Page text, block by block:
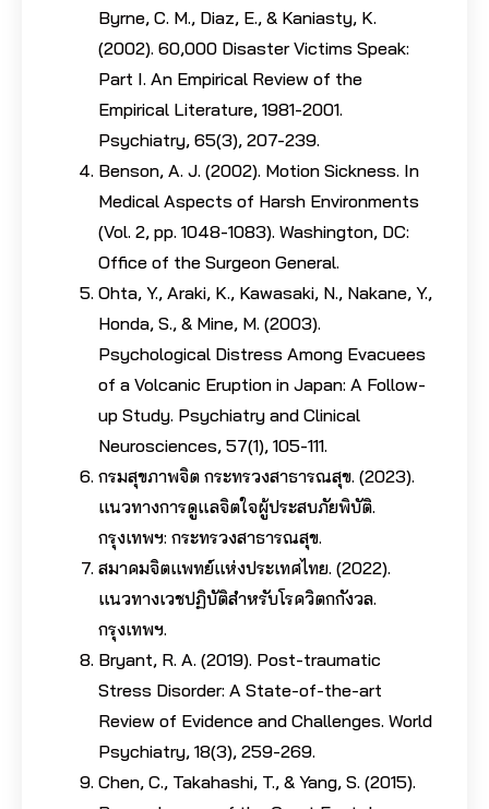
Byrne, C. M., Diaz, E., & Kaniasty, K.
(2002). 60,000 Disaster Victims Speak:
Part I. An Empirical Review of the
Empirical Literature, 1981-2001.
Psychiatry, 65(3), 207-239.
Benson, A. J. (2002). Motion Sickness. In
Medical Aspects of Harsh Environments
(Vol. 2, pp. 1048-1083). Washington, DC:
Office of the Surgeon General.
Ohta, Y., Araki, K., Kawasaki, N., Nakane, Y.,
Honda, S., & Mine, M. (2003).
Psychological Distress Among Evacuees
of a Volcanic Eruption in Japan: A Follow-
up Study. Psychiatry and Clinical
Neurosciences, 57(1), 105-111.
กรมสุขภาพจิต กระทรวงสาธารณสุข. (2023).
แนวทางการดูแลจิตใจผู้ประสบภัยพิบัติ.
กรุงเทพฯ: กระทรวงสาธารณสุข.
สมาคมจิตแพทย์แห่งประเทศไทย. (2022).
แนวทางเวชปฏิบัติสำหรับโรควิตกกังวล.
กรุงเทพฯ.
Bryant, R. A. (2019). Post-traumatic
Stress Disorder: A State-of-the-art
Review of Evidence and Challenges. World
Psychiatry, 18(3), 259-269.
Chen, C., Takahashi, T., & Yang, S. (2015).